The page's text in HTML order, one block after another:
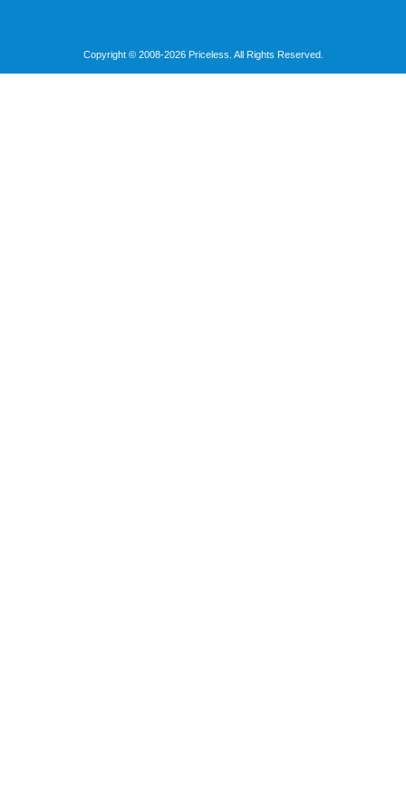
Copyright © 2008-2026 Priceless. All Rights Reserved.